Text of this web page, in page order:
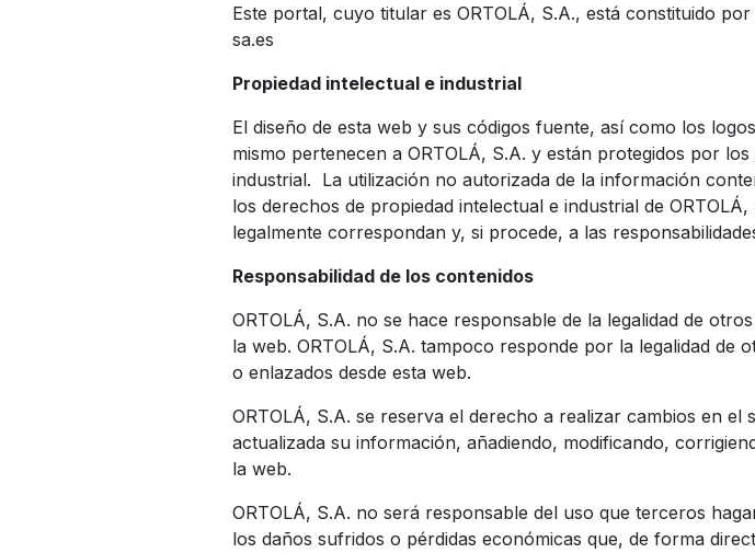
Este portal, cuyo titular es ORTOLÁ, S.A., está constituido
sa.es
Propiedad intelectual e industrial
El diseño de esta web y sus códigos fuente, así como los
mismo pertenecen a ORTOLÁ, S.A. y están protegidos por
industrial. La utilización no autorizada de la información
los derechos de propiedad intelectual e industrial de
legalmente correspondan y, si procede, a las
Responsabilidad de los contenidos
ORTOLÁ, S.A. no se hace responsable de la legalidad de
la web. ORTOLÁ, S.A. tampoco responde por la legalidad de
o enlazados desde esta web.
ORTOLÁ, S.A. se reserva el derecho a realizar cambios en
actualizada su información, añadiendo, modificando,
la web.
ORTOLÁ, S.A. no será responsable del uso que terceros
los daños sufridos o pérdidas económicas que, de forma